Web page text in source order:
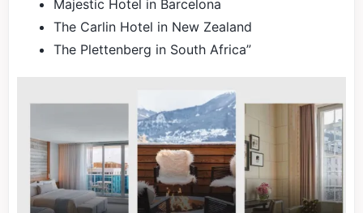
Majestic Hotel in Barcelona
The Carlin Hotel in New Zealand
The Plettenberg in South Africa”